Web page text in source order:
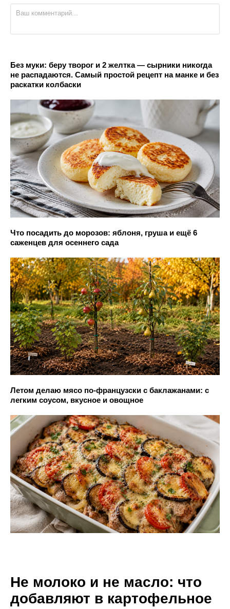
Без муки: беру творог и 2 желтка — сырники никогда
не распадаются. Самый простой рецепт на манке и без
раскатки колбаски
Что посадить до морозов: яблоня, груша и ещё 6
саженцев для осеннего сада
Летом делаю мясо по-французски с баклажанами: с
легким соусом, вкусное и овощное
Не молоко и не масло: что
добавляют в картофельное